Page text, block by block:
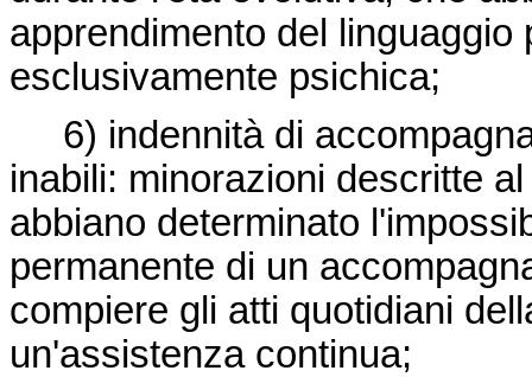
apprendimento del
esclusivamente psichica;
6) indennità di
inabili: minorazioni descritte
abbiano determinato
permanente di un
compiere gli atti quotidiani
un'assistenza continua;